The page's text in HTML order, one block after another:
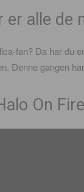
er alle de
fan? Da har du
Denne gangen
On